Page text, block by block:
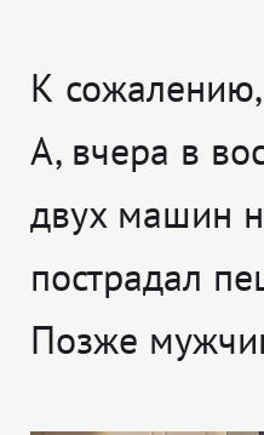
К
А, вчера в
двух машин
пострадал
Позже